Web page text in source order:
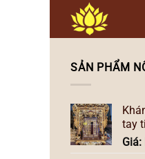
content
SẢN PHẨM
tay
Giá: